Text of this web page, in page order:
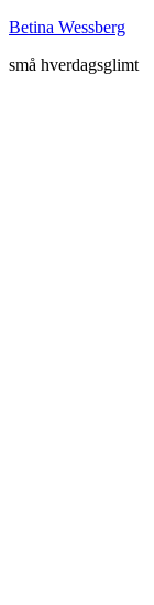
Betina Wessberg
små hverdagsglimt